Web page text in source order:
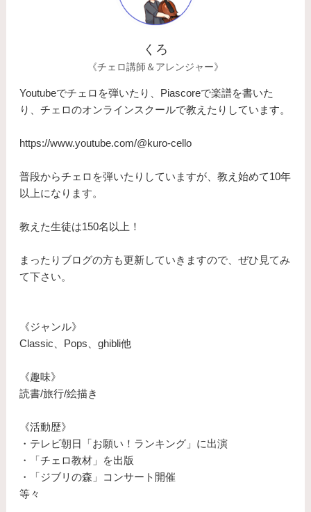
くろ
《チェロ講師＆アレンジャー》
Youtubeでチェロを弾いたり、Piascoreで楽譜を書いた
り、チェロのオンラインスクールで教えたりしています。
https://www.youtube.com/@kuro-cello
普段からチェロを弾いたりしていますが、教え始めて10年
以上になります。
​教えた生徒は150名以上！
まったりブログの方も更新していきますので、ぜひ見てみ
て下さい。
《ジャンル》
Classic、Pops、ghibli他
《趣味》
読書/旅行/絵描き
《活動歴》
・テレビ朝日「お願い！ランキング」に出演
・「チェロ教材」を出版
・「ジブリの森」コンサート開催
等々